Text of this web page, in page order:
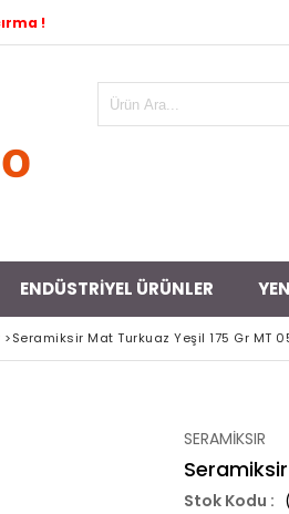
!
ENDÜSTRİYEL ÜRÜNLER
>Seramiksir Mat Turkuaz Yeşil 175 Gr MT
SERAMİKSIR